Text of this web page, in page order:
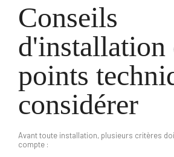
Conseils
d'installation
points
considérer
Avant toute installation, plusieurs critères
compte :